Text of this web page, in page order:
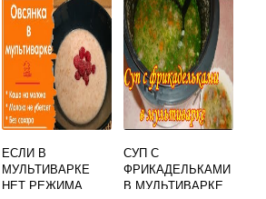
ЕСЛИ В
МУЛЬТИВАРКЕ
НЕТ РЕЖИМА
СУП С
ФРИКАДЕЛЬКАМИ
В МУЛЬТИВАРКЕ